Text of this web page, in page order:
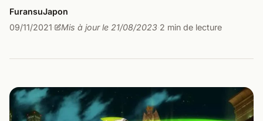
FuransuJapon
09/11/2021· Mis à jour le 21/08/2023· 2 min de lecture